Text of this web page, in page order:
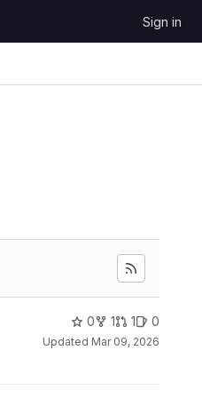
Sign in
0 1 1 0
Updated Mar 09, 2026